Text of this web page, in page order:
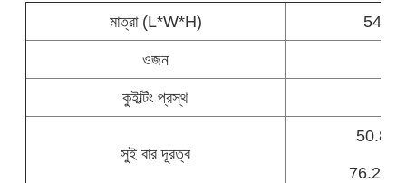
মাত্রা (L*W*H)
ওজন
কুইল্টিং প্রস্থ
সুই বার দূরত্ব
50.8,
76.2,